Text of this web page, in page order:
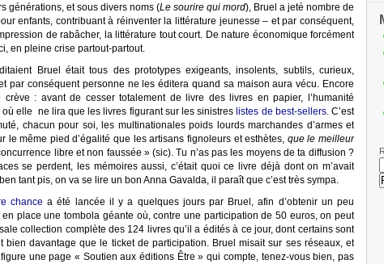
générations, et sous divers noms (Le sourire qui mord), Bruel a jeté nombre de
enfants, contribuant à réinventer la littérature jeunesse – et par conséquent,
de rabâcher, la littérature tout court. De nature économique forcément
en pleine crise partout-partout.
Bruel était tous des prototypes exigeants, insolents, subtils, curieux,
par conséquent personne ne les éditera quand sa maison aura vécu. Encore
: avant de cesser totalement de livre des livres en papier, l’humanité
où elle ne lira que les livres figurant sur les sinistres listes de best-sellers. C’est
chacun pour soi, les multinationales poids lourds marchandes d’armes et
le même pied d’égalité que les artisans fignoleurs et esthètes, que le meilleur
libre et non faussée » (sic). Tu n’as pas les moyens de ta diffusion ?
se perdent, les mémoires aussi, c’était quoi ce livre déjà dont on m’avait
tant pis, on va se lire un bon Anna Gavalda, il paraît que c’est très sympa.
chance a été lancée il y a quelques jours par Bruel, afin d’obtenir un peu
en place une tombola géante où, contre une participation de 50 euros, on peut
collection complète des 124 livres qu’il a édités à ce jour, dont certains sont
bien davantage que le ticket de participation. Bruel misait sur ses réseaux, et
une page « Soutien aux éditions Être » qui compte, tenez-vous bien, pas